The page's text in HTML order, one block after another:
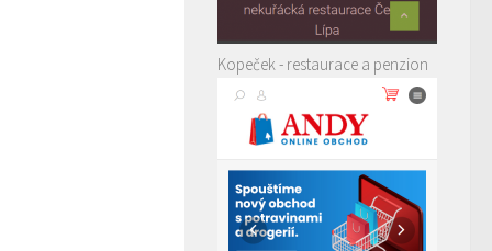
Kopeček - restaurace a penzion